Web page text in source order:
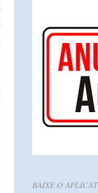
BAIXE O